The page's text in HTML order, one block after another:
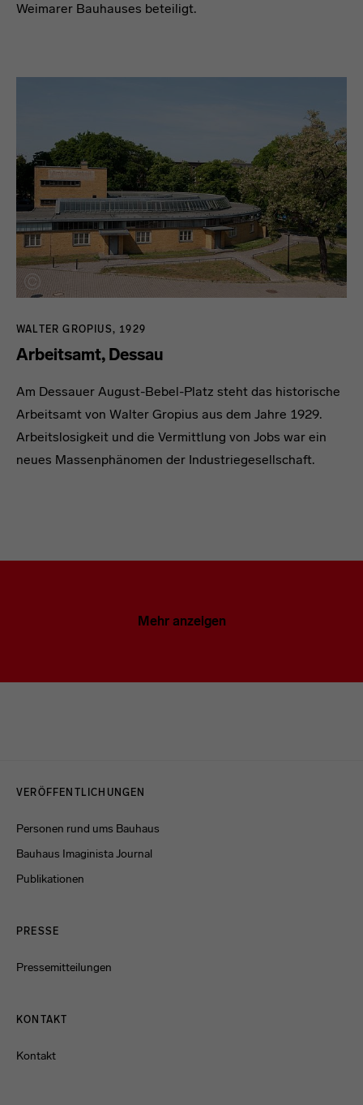
Weimarer Bauhauses beteiligt.
WALTER GROPIUS, 1929
Arbeitsamt, Dessau
Am Dessauer August-Bebel-Platz steht das historische
Arbeitsamt von Walter Gropius aus dem Jahre 1929.
Arbeitslosigkeit und die Vermittlung von Jobs war ein
neues Massenphänomen der Industriegesellschaft.
Mehr anzeigen
VERÖFFENTLICHUNGEN
Personen rund ums Bauhaus
Bauhaus Imaginista Journal
Publikationen
PRESSE
Pressemitteilungen
KONTAKT
Kontakt